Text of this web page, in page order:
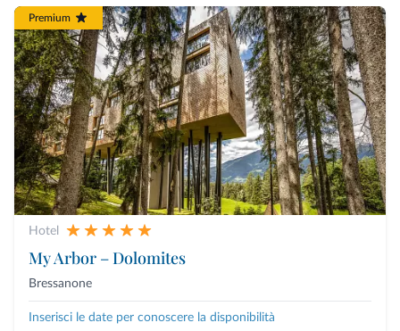
Premium
Hotel
My Arbor – Dolomites
Bressanone
Inserisci le date per conoscere la disponibilità